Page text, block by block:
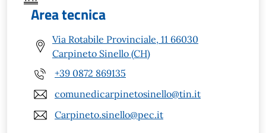
Area tecnica
Via Rotabile Provinciale, 11 66030
Carpineto Sinello (CH)
+39 0872 869135
comunedicarpinetosinello@tin.it
Carpineto.sinello@pec.it